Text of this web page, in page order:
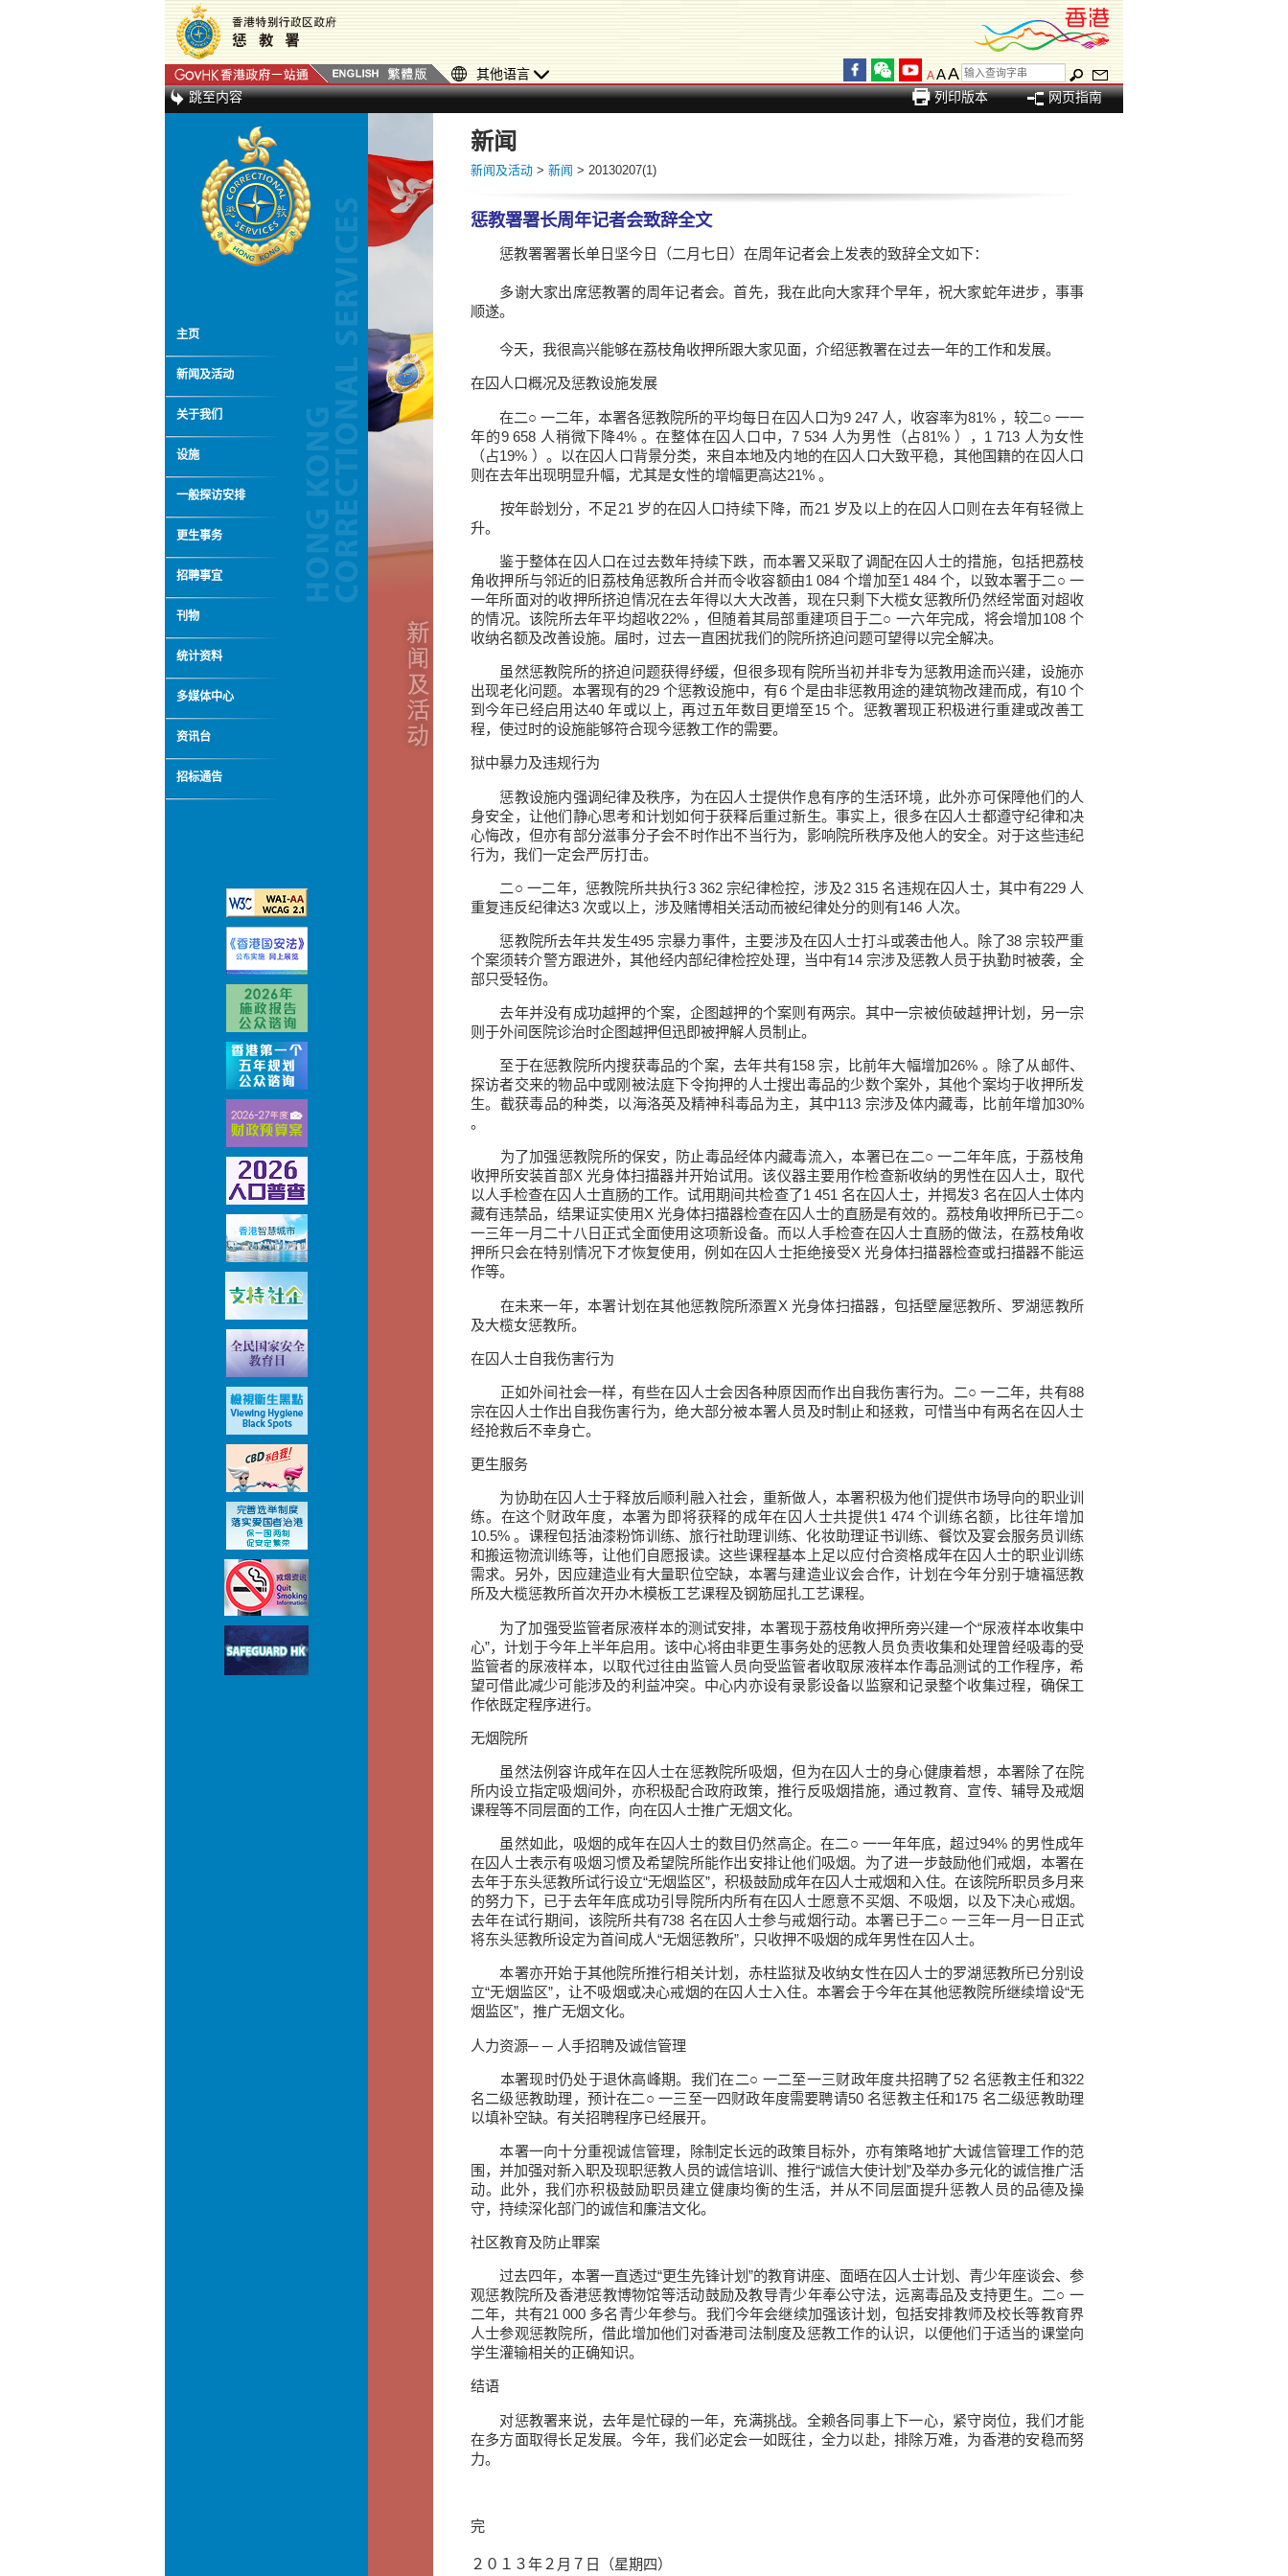
其他语言 AAA
跳至内容 列印版本 网页指南
主页
新闻及活动
关于我们
设施
一般探访安排
更生事务
招聘事宜
刊物
统计资料
多媒体中心
资讯台
招标通告
新闻
新闻及活动 > 新闻 > 20130207(1)
惩教署署长周年记者会致辞全文
惩教署署署长单日坚今日（二月七日）在周年记者会上发表的致辞全文如下：
多谢大家出席惩教署的周年记者会。首先，我在此向大家拜个早年，祝大家蛇年进步，事事
顺遂。
今天，我很高兴能够在荔枝角收押所跟大家见面，介绍惩教署在过去一年的工作和发展。
在囚人口概况及惩教设施发展
在二○ 一二年，本署各惩教院所的平均每日在囚人口为9 247 人，收容率为81% ，较二○ 一一
年的9 658 人稍微下降4% 。在整体在囚人口中，7 534 人为男性（占81% ），1 713 人为女性
（占19% ）。以在囚人口背景分类，来自本地及内地的在囚人口大致平稳，其他国籍的在囚人口
则在去年出现明显升幅，尤其是女性的增幅更高达21% 。
按年龄划分，不足21 岁的在囚人口持续下降，而21 岁及以上的在囚人口则在去年有轻微上
升。
鉴于整体在囚人口在过去数年持续下跌，而本署又采取了调配在囚人士的措施，包括把荔枝
角收押所与邻近的旧荔枝角惩教所合并而令收容额由1 084 个增加至1 484 个，以致本署于二○ 一
一年所面对的收押所挤迫情况在去年得以大大改善，现在只剩下大榄女惩教所仍然经常面对超收
的情况。该院所去年平均超收22% ，但随着其局部重建项目于二○ 一六年完成，将会增加108 个
收纳名额及改善设施。届时，过去一直困扰我们的院所挤迫问题可望得以完全解决。
虽然惩教院所的挤迫问题获得纾缓，但很多现有院所当初并非专为惩教用途而兴建，设施亦
出现老化问题。本署现有的29 个惩教设施中，有6 个是由非惩教用途的建筑物改建而成，有10 个
到今年已经启用达40 年或以上，再过五年数目更增至15 个。惩教署现正积极进行重建或改善工
程，使过时的设施能够符合现今惩教工作的需要。
狱中暴力及违规行为
惩教设施内强调纪律及秩序，为在囚人士提供作息有序的生活环境，此外亦可保障他们的人
身安全，让他们静心思考和计划如何于获释后重过新生。事实上，很多在囚人士都遵守纪律和决
心悔改，但亦有部分滋事分子会不时作出不当行为，影响院所秩序及他人的安全。对于这些违纪
行为，我们一定会严厉打击。
二○ 一二年，惩教院所共执行3 362 宗纪律检控，涉及2 315 名违规在囚人士，其中有229 人
重复违反纪律达3 次或以上，涉及赌博相关活动而被纪律处分的则有146 人次。
惩教院所去年共发生495 宗暴力事件，主要涉及在囚人士打斗或袭击他人。除了38 宗较严重
个案须转介警方跟进外，其他经内部纪律检控处理，当中有14 宗涉及惩教人员于执勤时被袭，全
部只受轻伤。
去年并没有成功越押的个案，企图越押的个案则有两宗。其中一宗被侦破越押计划，另一宗
则于外间医院诊治时企图越押但迅即被押解人员制止。
至于在惩教院所内搜获毒品的个案，去年共有158 宗，比前年大幅增加26% 。除了从邮件、
探访者交来的物品中或刚被法庭下令拘押的人士搜出毒品的少数个案外，其他个案均于收押所发
生。截获毒品的种类，以海洛英及精神科毒品为主，其中113 宗涉及体内藏毒，比前年增加30%
。
为了加强惩教院所的保安，防止毒品经体内藏毒流入，本署已在二○ 一二年年底，于荔枝角
收押所安装首部X 光身体扫描器并开始试用。该仪器主要用作检查新收纳的男性在囚人士，取代
以人手检查在囚人士直肠的工作。试用期间共检查了1 451 名在囚人士，并揭发3 名在囚人士体内
藏有违禁品，结果证实使用X 光身体扫描器检查在囚人士的直肠是有效的。荔枝角收押所已于二○
一三年一月二十八日正式全面使用这项新设备。而以人手检查在囚人士直肠的做法，在荔枝角收
押所只会在特别情况下才恢复使用，例如在囚人士拒绝接受X 光身体扫描器检查或扫描器不能运
作等。
在未来一年，本署计划在其他惩教院所添置X 光身体扫描器，包括壁屋惩教所、罗湖惩教所
及大榄女惩教所。
在囚人士自我伤害行为
正如外间社会一样，有些在囚人士会因各种原因而作出自我伤害行为。二○ 一二年，共有88
宗在囚人士作出自我伤害行为，绝大部分被本署人员及时制止和拯救，可惜当中有两名在囚人士
经抢救后不幸身亡。
更生服务
为协助在囚人士于释放后顺利融入社会，重新做人，本署积极为他们提供市场导向的职业训
练。在这个财政年度，本署为即将获释的成年在囚人士共提供1 474 个训练名额，比往年增加
10.5% 。课程包括油漆粉饰训练、旅行社助理训练、化妆助理证书训练、餐饮及宴会服务员训练
和搬运物流训练等，让他们自愿报读。这些课程基本上足以应付合资格成年在囚人士的职业训练
需求。另外，因应建造业有大量职位空缺，本署与建造业议会合作，计划在今年分别于塘福惩教
所及大榄惩教所首次开办木模板工艺课程及钢筋屈扎工艺课程。
为了加强受监管者尿液样本的测试安排，本署现于荔枝角收押所旁兴建一个“尿液样本收集中
心”，计划于今年上半年启用。该中心将由非更生事务处的惩教人员负责收集和处理曾经吸毒的受
监管者的尿液样本，以取代过往由监管人员向受监管者收取尿液样本作毒品测试的工作程序，希
望可借此减少可能涉及的利益冲突。中心内亦设有录影设备以监察和记录整个收集过程，确保工
作依既定程序进行。
无烟院所
虽然法例容许成年在囚人士在惩教院所吸烟，但为在囚人士的身心健康着想，本署除了在院
所内设立指定吸烟间外，亦积极配合政府政策，推行反吸烟措施，通过教育、宣传、辅导及戒烟
课程等不同层面的工作，向在囚人士推广无烟文化。
虽然如此，吸烟的成年在囚人士的数目仍然高企。在二○ 一一年年底，超过94% 的男性成年
在囚人士表示有吸烟习惯及希望院所能作出安排让他们吸烟。为了进一步鼓励他们戒烟，本署在
去年于东头惩教所试行设立“无烟监区”，积极鼓励成年在囚人士戒烟和入住。在该院所职员多月来
的努力下，已于去年年底成功引导院所内所有在囚人士愿意不买烟、不吸烟，以及下决心戒烟。
去年在试行期间，该院所共有738 名在囚人士参与戒烟行动。本署已于二○ 一三年一月一日正式
将东头惩教所设定为首间成人“无烟惩教所”，只收押不吸烟的成年男性在囚人士。
本署亦开始于其他院所推行相关计划，赤柱监狱及收纳女性在囚人士的罗湖惩教所已分别设
立“无烟监区”，让不吸烟或决心戒烟的在囚人士入住。本署会于今年在其他惩教院所继续增设“无
烟监区”，推广无烟文化。
人力资源─ ─ 人手招聘及诚信管理
本署现时仍处于退休高峰期。我们在二○ 一二至一三财政年度共招聘了52 名惩教主任和322
名二级惩教助理，预计在二○ 一三至一四财政年度需要聘请50 名惩教主任和175 名二级惩教助理
以填补空缺。有关招聘程序已经展开。
本署一向十分重视诚信管理，除制定长远的政策目标外，亦有策略地扩大诚信管理工作的范
围，并加强对新入职及现职惩教人员的诚信培训、推行“诚信大使计划”及举办多元化的诚信推广活
动。此外，我们亦积极鼓励职员建立健康均衡的生活，并从不同层面提升惩教人员的品德及操
守，持续深化部门的诚信和廉洁文化。
社区教育及防止罪案
过去四年，本署一直透过“更生先锋计划”的教育讲座、面晤在囚人士计划、青少年座谈会、参
观惩教院所及香港惩教博物馆等活动鼓励及教导青少年奉公守法，远离毒品及支持更生。二○ 一
二年，共有21 000 多名青少年参与。我们今年会继续加强该计划，包括安排教师及校长等教育界
人士参观惩教院所，借此增加他们对香港司法制度及惩教工作的认识，以便他们于适当的课堂向
学生灌输相关的正确知识。
结语
对惩教署来说，去年是忙碌的一年，充满挑战。全赖各同事上下一心，紧守岗位，我们才能
在多方面取得长足发展。今年，我们必定会一如既往，全力以赴，排除万难，为香港的安稳而努
力。
完
２０１３年２月７日（星期四）